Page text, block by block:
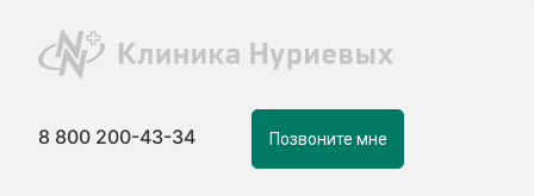
8 800 200-43-34 Позвоните мне